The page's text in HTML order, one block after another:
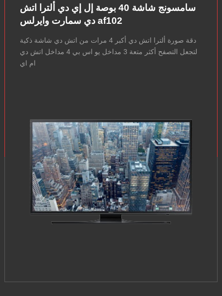
سامسونج شاشة 40 بوصة إل إي دي ألترا اتش
دي سمارت وايرلس af102
دقة صورة ألترا اتش دي أكبر 4 مرات من اتش دي شاشة ذكية
لتجعل التصفح أكثر متعة 3 مداخل يو اس بي 4 مداخل اتش دي
ام اي